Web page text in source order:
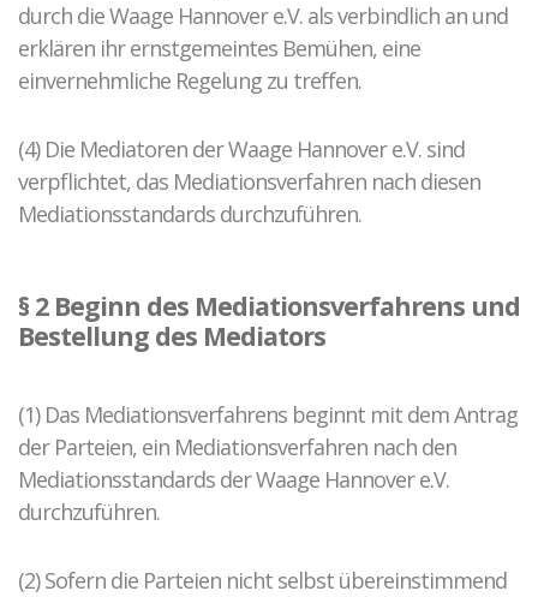
durch die Waage Hannover e.V. als verbindlich an und
erklären ihr ernstgemeintes Bemühen, eine
einvernehmliche Regelung zu treffen.
(4) Die Mediatoren der Waage Hannover e.V. sind
verpflichtet, das Mediationsverfahren nach diesen
Mediationsstandards durchzuführen.
§ 2 Beginn des Mediationsverfahrens und
Bestellung des Mediators
(1) Das Mediationsverfahrens beginnt mit dem Antrag
der Parteien, ein Mediationsverfahren nach den
Mediationsstandards der Waage Hannover e.V.
durchzuführen.
(2) Sofern die Parteien nicht selbst übereinstimmend